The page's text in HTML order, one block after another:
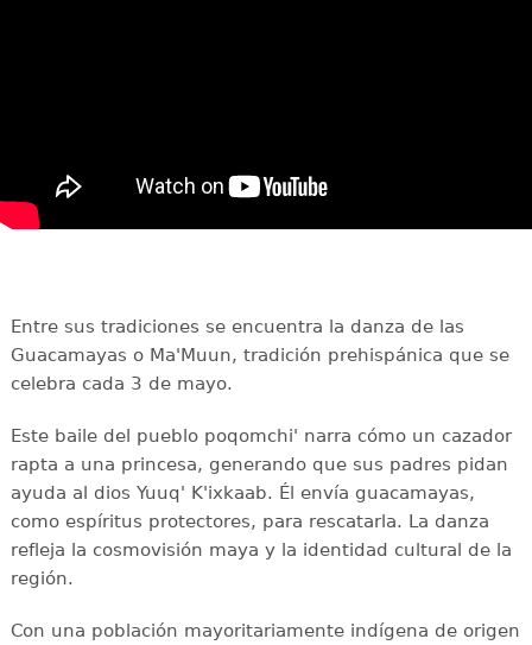
Entre sus tradiciones se encuentra la danza de las
Guacamayas o Ma'Muun, tradición prehispánica que se
celebra cada 3 de mayo.
Este baile del pueblo poqomchi' narra cómo un cazador
rapta a una princesa, generando que sus padres pidan
ayuda al dios Yuuq' K'ixkaab. Él envía guacamayas,
como espíritus protectores, para rescatarla. La danza
refleja la cosmovisión maya y la identidad cultural de la
región.
Con una población mayoritariamente indígena de origen